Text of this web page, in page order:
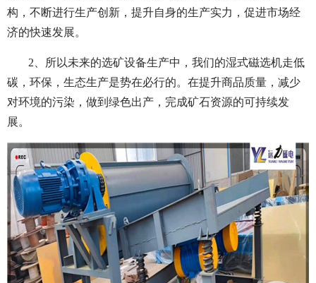
构，不断进行生产创新，提升自身的生产实力，促进市场经
济的快速发展。
2、所以未来的选矿设备生产中，我们的湿式磁选机走低
碳，环保，生态生产是势在必行的。在提升商品质量，减少
对环境的污染，做到绿色出产，完成矿石资源的可持续发
展。